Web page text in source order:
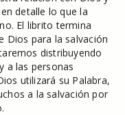
detalle lo que la
El librito termina
Dios para la salvación
distribuyendo
a las personas
utilizará su Palabra,
a la salvación por